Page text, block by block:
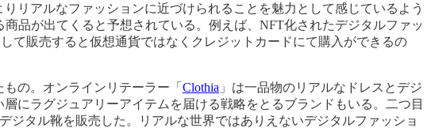
リアルなファッションに近づけられることを魅力として感じているよう
品が出てくると予想されている。例えば、NFT化されたデジタルファッ
て販売すると仮想通貨ではなくクレジットカードにて購入ができるの
の。オンラインリテーラー「 Clothia 」は一品物のリアルなドレスとデジ
にラグジュアリーアイテムを届ける戦略をとるブランドもいる。二つ目
ジタル靴を販売した。リアルな世界ではありえないデジタルファッショ